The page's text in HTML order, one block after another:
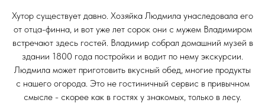
Хутор существует давно. Хозяйка Людмила унаследовала его
от отца-финна, и вот уже лет сорок они с мужем Владимиром
встречают здесь гостей. Владимир собрал домашний музей в
здании 1800 года постройки и водит по нему экскурсии.
Людмила может приготовить вкусный обед, многие продукты
с нашего огорода. Это не гостиничный сервис в привычном
смысле - скорее как в гостях у знакомых, только в лесу.